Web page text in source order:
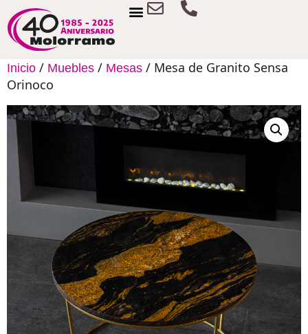
Inicio / Muebles / Mesas / Mesa de Granito Sensa
Orinoco